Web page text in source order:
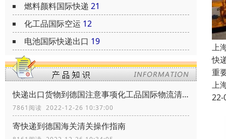
燃料颜料国际快递 21
化工品国际空运 12
电池国际快递出口 19
快递出口货物到德国注意事项化工品国际物流清关政策
7861阅读 2022-12-26 10:37:00
寄快递到德国海关清关操作指南
上
快
重
上
22-